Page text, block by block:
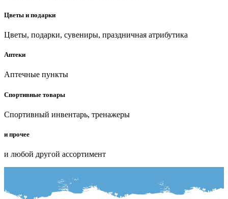
Цветы и подарки
Цветы, подарки, сувениры, праздничная атрибутика
Аптеки
Аптечные пункты
Спортивные товары
Спортивный инвентарь, тренажеры
и прочее
и любой другой ассортимент